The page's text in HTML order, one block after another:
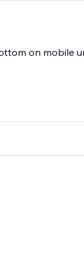
on mobile